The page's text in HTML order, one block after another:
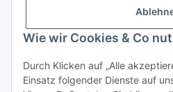
Wie wir Cookies & Co
Durch Klicken auf „Alle
Einsatz folgender Dienste auf
Gesetzliche Informationen
Vertrag